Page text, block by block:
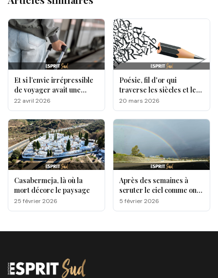
Et si l’envie irrépressible
de voyager avait une
origine génétique ?
22 avril 2026
Poésie, fil d'or qui
traverse les siècles et les
cultures
20 mars 2026
Casabermeja, là où la
mort décore le paysage
25 février 2026
Après des semaines à
scruter le ciel comme on
attend une lettre qui
n’arrive pas, une question
quand le soleil va-t-il
5 février 2026